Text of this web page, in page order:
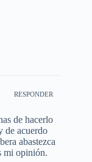
RESPONDER
de hacerlo
de acuerdo
abastezca
mi opinión.